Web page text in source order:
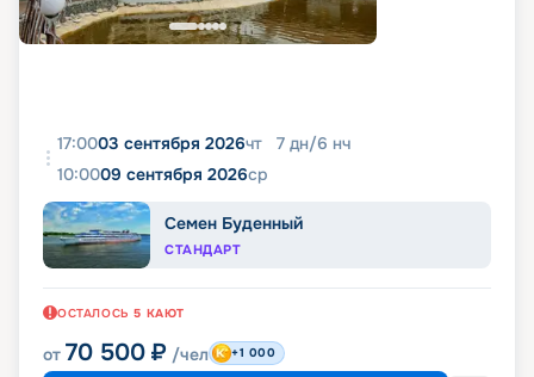
17:0003 сентября 2026чт 7 дн/6 нч
10:0009 сентября 2026ср
Семен Буденный
СТАНДАРТ
ОСТАЛОСЬ 5 КАЮТ
от 70 500 ₽ /чел +1 000